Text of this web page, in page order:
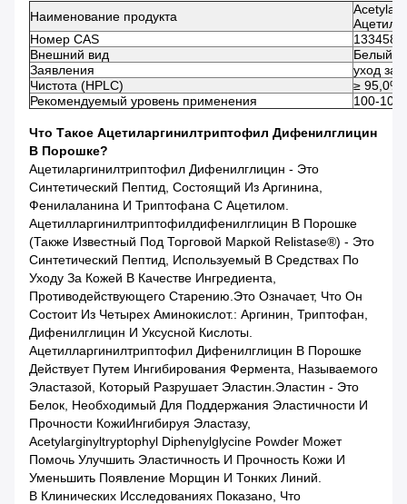
Наименование продукта
Номер CAS
Внешний вид
Белый
Заявления
уход за
Чистота (HPLC)
≥ 95,0%
Рекомендуемый уровень применения
100-
Что Такое Ацетиларгинилтриптофил Дифенилглицин
В Порошке?
Ацетиларгинилтриптофил Дифенилглицин - Это
Синтетический Пептид, Состоящий Из Аргинина,
Фенилаланина И Триптофана С Ацетилом.
Ацетилларгинилтриптофилдифенилглицин В Порошке
(также Известный Под Торговой Маркой Relistase®) - Это
Синтетический Пептид, Используемый В Средствах По
Уходу За Кожей В Качестве Ингредиента,
Противодействующего Старению.Это Означает, Что Он
Состоит Из Четырех Аминокислот.: Аргинин, Триптофан,
Дифенилглицин И Уксусной Кислоты.
Ацетилларгинилтриптофил Дифенилглицин В Порошке
Действует Путем Ингибирования Фермента, Называемого
Эластазой, Который Разрушает Эластин.Эластин - Это
Белок, Необходимый Для Поддержания Эластичности И
Прочности КожиИнгибируя Эластазу,
Acetylarginyltryptophyl Diphenylglycine Powder Может
Помочь Улучшить Эластичность И Прочность Кожи И
Уменьшить Появление Морщин И Тонких Линий.
В Клинических Исследованиях Показано, Что